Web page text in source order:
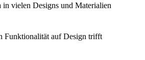
in vielen Designs und Materialien
Funktionalität auf Design trifft